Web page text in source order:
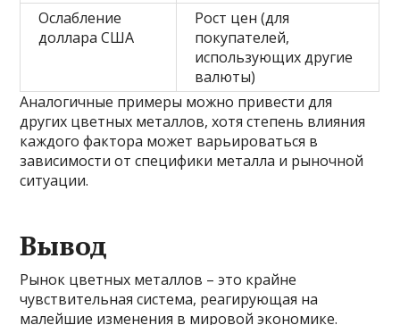
Ослабление
доллара США
Рост цен (для
покупателей,
использующих другие
валюты)
Аналогичные примеры можно привести для
других цветных металлов, хотя степень влияния
каждого фактора может варьироваться в
зависимости от специфики металла и рыночной
ситуации.
Вывод
Рынок цветных металлов – это крайне
чувствительная система, реагирующая на
малейшие изменения в мировой экономике.